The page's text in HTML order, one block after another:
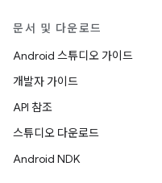
문서 및 다운로드
Android 스튜디오 가이드
개발자 가이드
API 참조
스튜디오 다운로드
Android NDK